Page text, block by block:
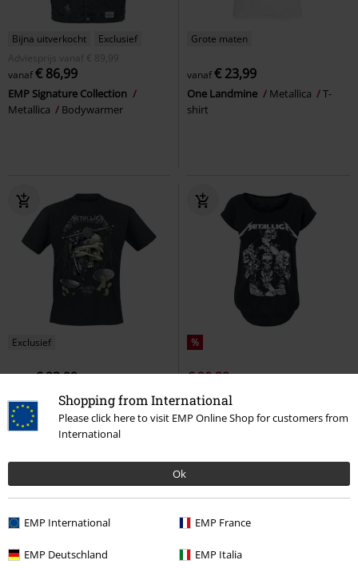
Shopping from International
Please click here to visit EMP Online Shop for customers from
International
Ok
EMP International EMP France
EMP Deutschland EMP Italia
Bijna uitverkocht
Exclusief
Adviesprijs
vanaf € 89,99
vanaf€ 86,99
EMP Signature Collection
Metallica
Bodywarmer
Grote maten
vanaf€ 23,99
One Landmine Metallica
T-
shirt
Exclusief
vanaf€ 23,99
LP Justice Metallica T-shirt
%
€ 20,39
S&M2 Skull Tux
shirt